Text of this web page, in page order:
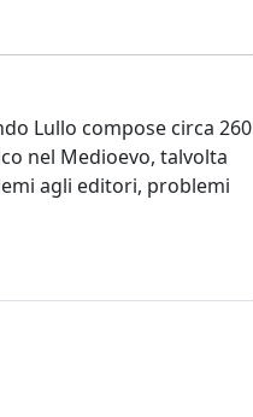
Lullo compose circa 260
nel Medioevo, talvolta
agli editori, problemi